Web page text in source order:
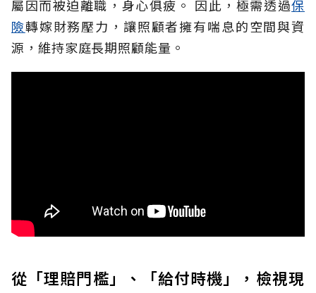
屬因而被迫離職，身心俱疲。 因此，極需透過保
險轉嫁財務壓力，讓照顧者擁有喘息的空間與資
源，維持家庭長期照顧能量。
從「理賠門檻」、「給付時機」，檢視現